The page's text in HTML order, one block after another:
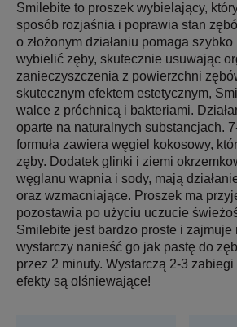
Smilebite to proszek wybielający,
sposób rozjaśnia i poprawia stan
o złożonym działaniu pomaga
wybielić zęby, skutecznie usuwając
zanieczyszczenia z powierzchni
skutecznym efektem estetycznym,
walce z próchnicą i bakteriami.
oparte na naturalnych substancjach.
formuła zawiera węgiel kokosowy,
zęby. Dodatek glinki i ziemi
węglanu wapnia i sody, mają
oraz wzmacniające. Proszek ma
pozostawia po użyciu uczucie
Smilebite jest bardzo proste i
wystarczy nanieść go jak pastę do
przez 2 minuty. Wystarczą 2-3
efekty są olśniewające!